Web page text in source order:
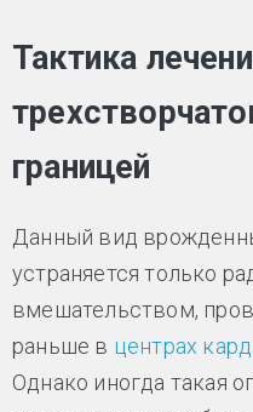
Тактика
границей
Данный вид
устраняется только
вмешательством,
раньше в центрах
Однако иногда такая